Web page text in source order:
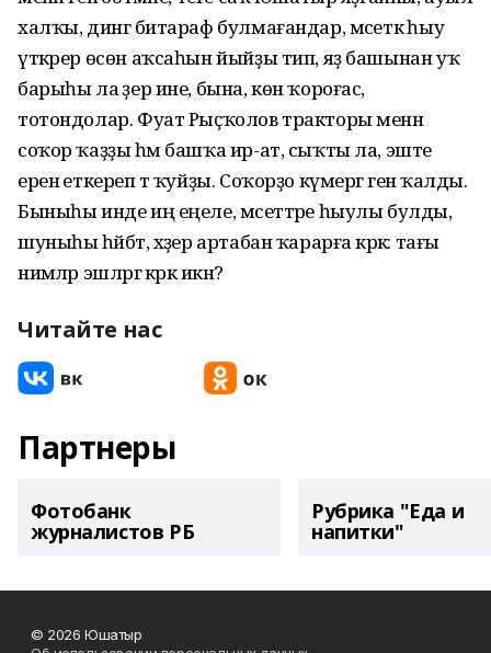
халҡы, дингә битараф булмағандар, мәсеткә һыу
үткәрер өсөн аҡсаһын йыйҙы тип, яҙ башынан уҡ
барыһы ла әҙер ине, бына, көн ҡороғас,
тотондолар. Фуат Рыҫҡолов тракторы менән
соҡор ҡаҙҙы һәм башҡа ир-ат, сыҡты ла, эште
еренә еткереп тә ҡуйҙы. Соҡорҙо күмергә генә ҡалды.
Быныһы инде иң еңеле, мәсеттәре һыулы булды,
шуныһы һәйбәт, хәҙер артабан ҡарарға кәрәк: тағы
нимәләр эшләргә кәрәк икән?
Читайте нас
Партнеры
Фотобанк
журналистов РБ
Рубрика "Еда и
напитки"
© 2026 Юшатыр